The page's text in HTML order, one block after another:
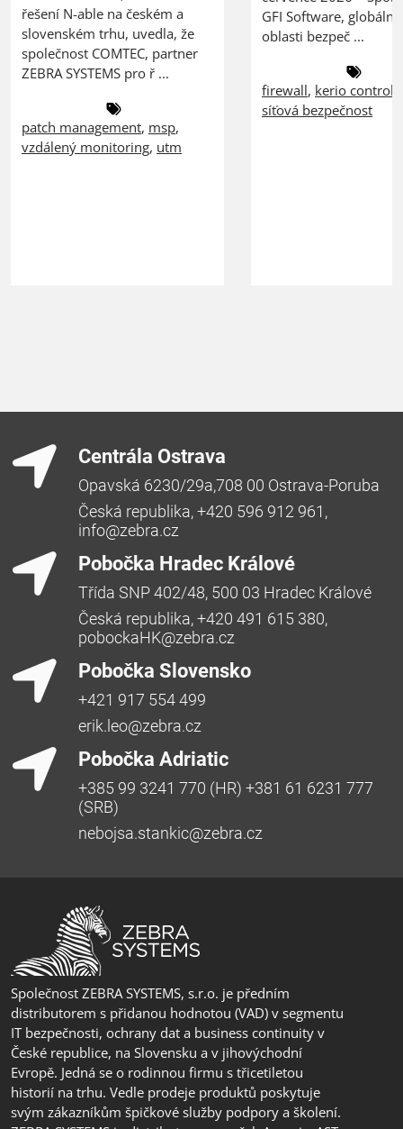
řešení N-able na českém a
slovenském trhu, uvedla, že
společnost COMTEC, partner
ZEBRA SYSTEMS pro ř ...
patch management, msp,
vzdálený monitoring, utm
GFI Software,
oblasti bezpeč ...
firewall, kerio control
síťová bezpečnost
Centrála Ostrava
Opavská 6230/29a,708 00 Ostrava-Poruba
Česká republika, +420 596 912 961,
info@zebra.cz
Pobočka Hradec Králové
Třída SNP 402/48, 500 03 Hradec Králové
Česká republika, +420 491 615 380,
pobockaHK@zebra.cz
Pobočka Slovensko
+421 917 554 499
erik.leo@zebra.cz
Pobočka Adriatic
+385 99 3241 770 (HR) +381 61 6231 777
(SRB)
nebojsa.stankic@zebra.cz
Společnost ZEBRA SYSTEMS, s.r.o. je předním
distributorem s přidanou hodnotou (VAD) v segmentu
IT bezpečnosti, ochrany dat a business continuity v
České republice, na Slovensku a v jihovýchodní
Evropě. Jedná se o rodinnou firmu s třicetiletou
historií na trhu. Vedle prodeje produktů poskytuje
svým zákazníkům špičkové služby podpory a školení.